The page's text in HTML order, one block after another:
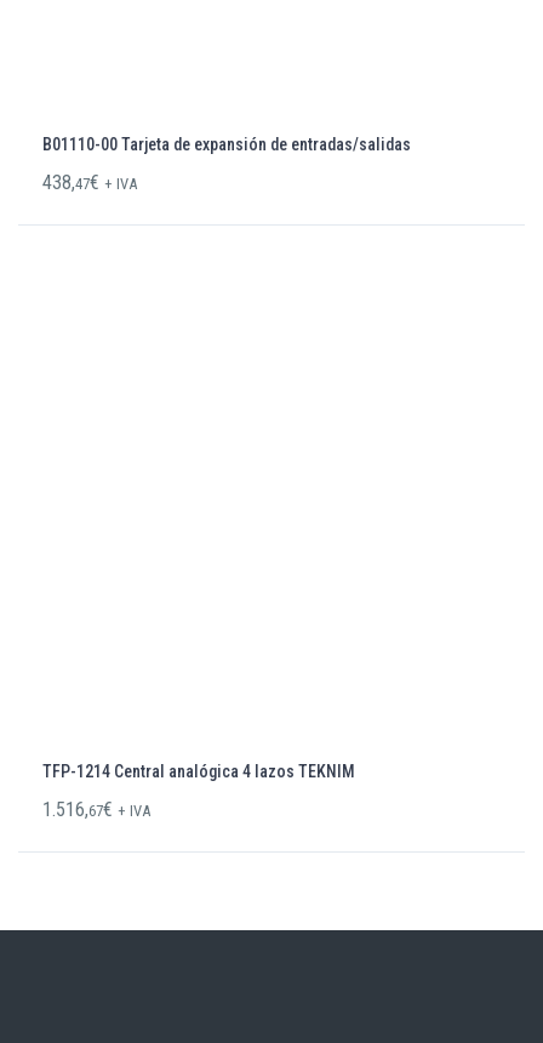
B01110-00 Tarjeta de expansión de entradas/salidas
438,47€ + IVA
TFP-1214 Central analógica 4 lazos TEKNIM
1.516,67€ + IVA